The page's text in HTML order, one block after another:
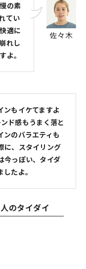
佐々木
の素
てい
適に
れし
よ。
ンもイケてますよ
ド感もうまく落と
ンのバラエティも
に、スタイリング
今っぽい、タイダ
たよ。
のタイダイ